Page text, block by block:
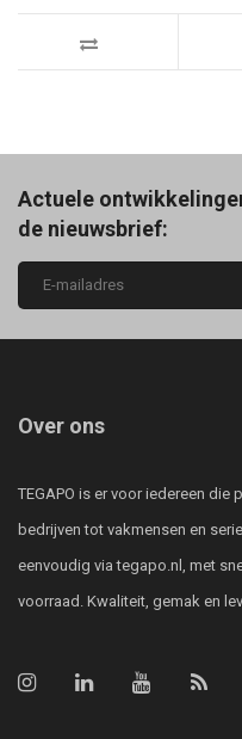
Actuele
de nieuwsbrief:
Over ons
TEGAPO is er voor iedereen
bedrijven tot vakmensen en
eenvoudig via tegapo.nl, met
voorraad. Kwaliteit, gemak en